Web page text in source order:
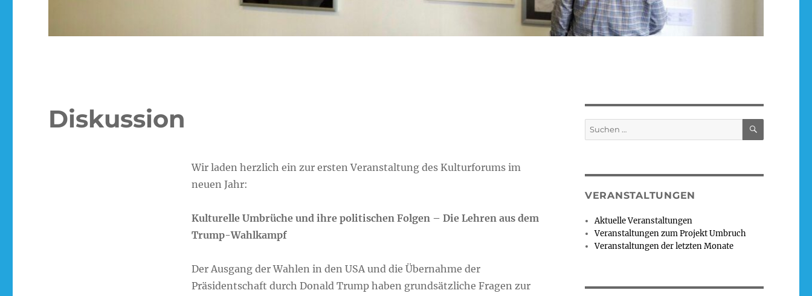
Diskussion
Wir laden herzlich ein zur ersten Veranstaltung des Kulturforums im
neuen Jahr:
Kulturelle Umbrüche und ihre politischen Folgen – Die Lehren aus dem
Trump-Wahlkampf
Der Ausgang der Wahlen in den USA und die Übernahme der
Präsidentschaft durch Donald Trump haben grundsätzliche Fragen zur
Suchen
nach:
SUCHEN
VERANSTALTUNGEN
Aktuelle Veranstaltungen
Veranstaltungen zum Projekt Umbruch
Veranstaltungen der letzten Monate